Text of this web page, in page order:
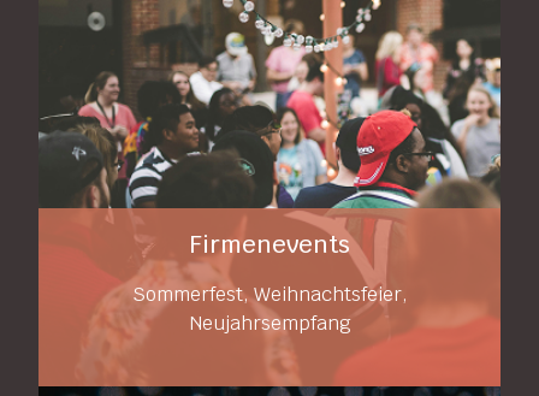
Firmenevents
Sommerfest, Weihnachtsfeier,
Neujahrsempfang